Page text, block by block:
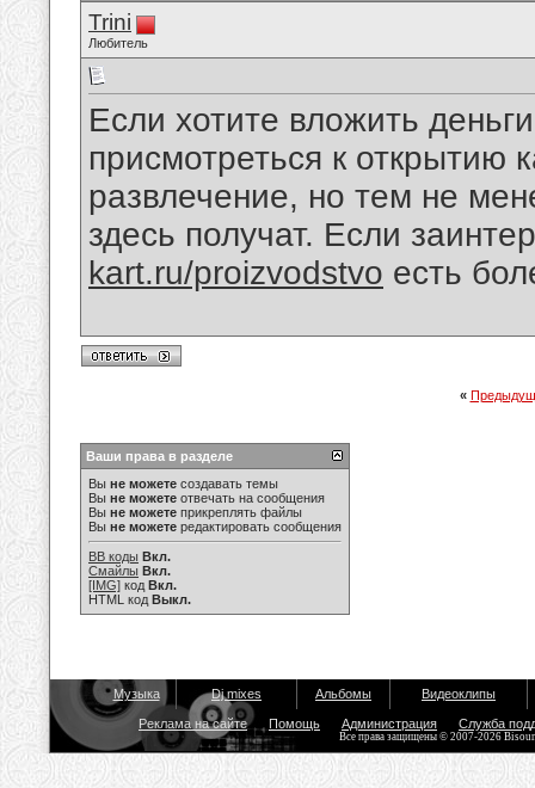
Trini
Любитель
Если хотите вложить
присмотреться к открытию
развлечение, но тем не
здесь получат. Если
kart.ru/proizvodstvo есть
«
Ваши права в разделе
Вы не можете создавать темы
Вы не можете отвечать на сообщения
Вы не можете прикреплять файлы
Вы не можете редактировать сообщения
BB коды Вкл.
Смайлы Вкл.
[IMG] код Вкл.
HTML код Выкл.
Музыка Dj mixes Альбомы Видеоклипы
Реклама на сайте Помощь Администрация Служба
Все права защищены © 2007-2026